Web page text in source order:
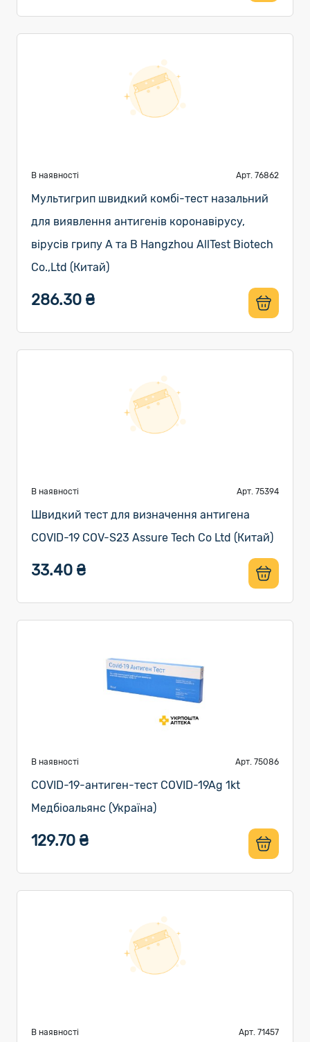
В наявності Арт. 76862
Мультигрип швидкий комбі-тест назальний
для виявлення антигенів коронавірусу,
вірусів грипу A та B Hangzhou AllTest Biotech
Co.,Ltd (Китай)
286.30 ₴
В наявності Арт. 75394
Швидкий тест для визначення антигена
COVID-19 COV-S23 Assure Tech Co Ltd (Китай)
33.40 ₴
В наявності Арт. 75086
COVID-19-антиген-тест COVID-19Ag 1kt
Медбіоальянс (Україна)
129.70 ₴
В наявності Арт. 71457